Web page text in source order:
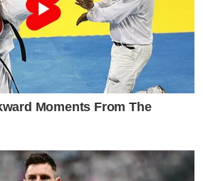
Moments From The